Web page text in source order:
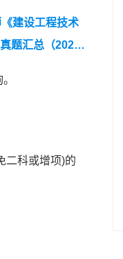
《建设工程技术
题汇总（2023-
二科或增项)的